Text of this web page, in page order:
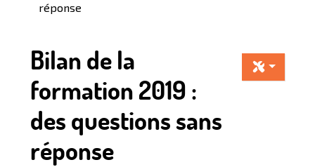
réponse
Bilan de la
formation 2019 :
des questions sans
réponse